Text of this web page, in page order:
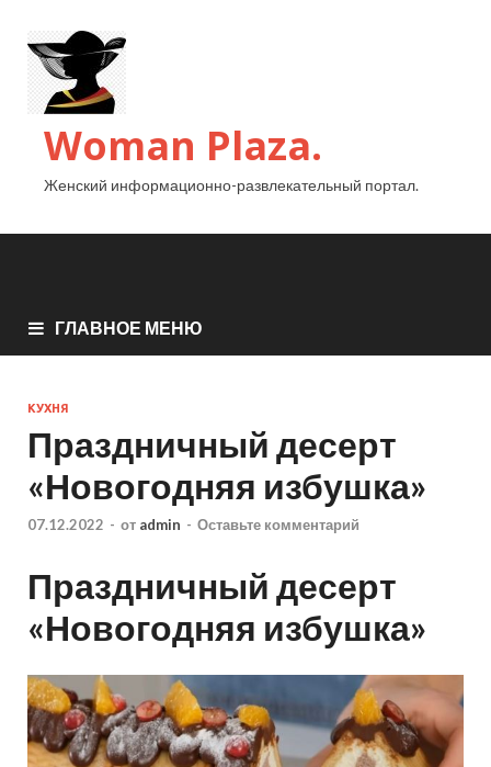
Woman Plaza.
Женский информационно-развлекательный портал.
ГЛАВНОЕ МЕНЮ
КУХНЯ
Праздничный десерт
«Новогодняя избушка»
07.12.2022 - от admin - Оставьте комментарий
Праздничный десерт
«Новогодняя избушка»